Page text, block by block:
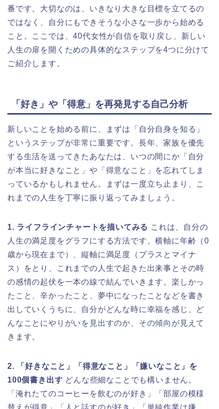
番です。大切なのは、いきなり大きな目標を立てるの
ではなく、自分にもできそうな小さな一歩から始める
こと。ここでは、40代女性が自信を取り戻し、新しい
人生の扉を開くための具体的なステップを4つに分けて
ご紹介します。
「好き」や「得意」を再発見する自己分析
新しいことを始める前に、まずは「自分自身を知る」
というステップが非常に重要です。長年、家族を優先
する生活を送ってきたあなたは、いつの間にか「自分
が本当に好きなこと」や「得意なこと」を忘れてしま
っているかもしれません。まずは一度立ち止まり、こ
れまでの人生を丁寧に振り返ってみましょう。
1. ライフラインチャートを描いてみる これは、自分の
人生の満足度をグラフにする方法です。横軸に年齢（0
歳から現在まで）、縦軸に満足度（プラスとマイナ
ス）をとり、これまでの人生で起きた出来事とその時
の感情の起伏を一本の線で結んでいきます。楽しかっ
たこと、辛かったこと、夢中になったことなどを書き
出していくうちに、自分がどんな時に幸福を感じ、ど
んなことにやりがいを見出すのか、その傾向が見えて
きます。
2. 「好きなこと」「得意なこと」「嫌いなこと」を
100個書き出す どんな些細なことでも構いません。
「淹れたてのコーヒーを飲むのが好き」「部屋の模様
替えが得意」「人と話すのが好き」「単純作業は嫌